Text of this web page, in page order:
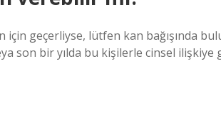
geçerliyse, lütfen kan bağışında
son bir yılda bu kişilerle cinsel ilişkiye